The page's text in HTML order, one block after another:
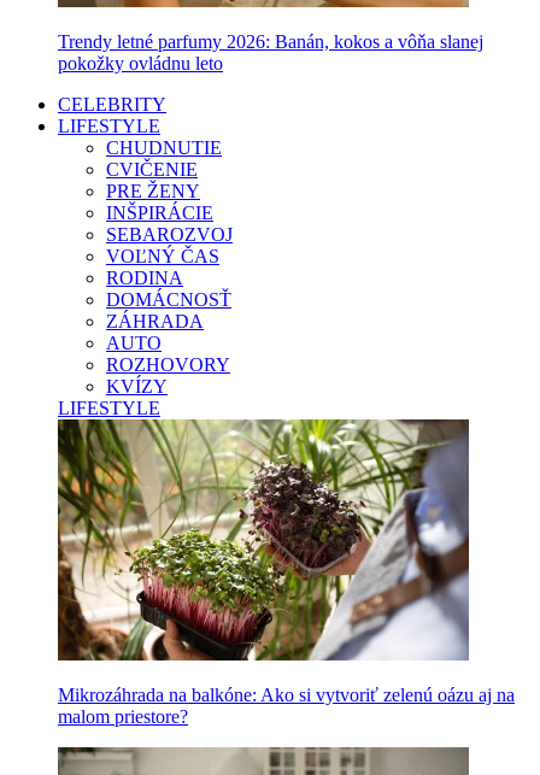
Trendy letné parfumy 2026: Banán, kokos a vôňa slanej
pokožky ovládnu leto
CELEBRITY
LIFESTYLE
CHUDNUTIE
CVIČENIE
PRE ŽENY
INŠPIRÁCIE
SEBAROZVOJ
VOĽNÝ ČAS
RODINA
DOMÁCNOSŤ
ZÁHRADA
AUTO
ROZHOVORY
KVÍZY
LIFESTYLE
Mikrozáhrada na balkóne: Ako si vytvoriť zelenú oázu aj na
malom priestore?